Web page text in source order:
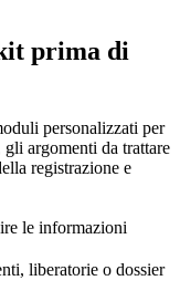
prima di
personalizzati per
argomenti da trattare
registrazione e
le informazioni
liberatorie o dossier